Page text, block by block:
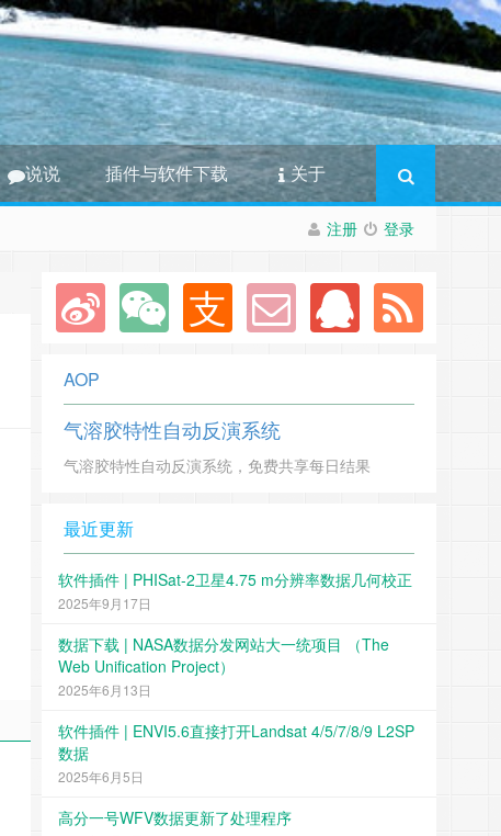
说说 插件与软件下载 关于
注册 登录
AOP
气溶胶特性自动反演系统
气溶胶特性自动反演系统，免费共享每日结果
最近更新
软件插件 | PHISat-2卫星4.75 m分辨率数据几何校正
2025年9月17日
数据下载 | NASA数据分发网站大一统项目 （The
Web Unification Project）
2025年6月13日
软件插件 | ENVI5.6直接打开Landsat 4/5/7/8/9 L2SP
数据
2025年6月5日
高分一号WFV数据更新了处理程序